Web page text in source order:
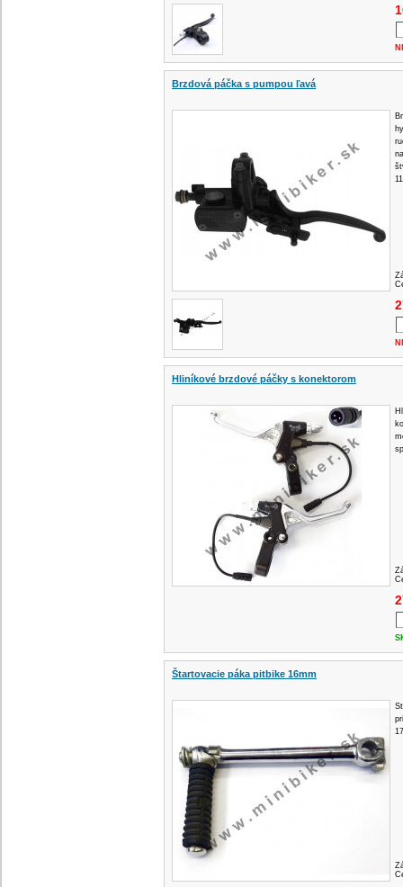
Brzdová páčka s pumpou ľavá
Hliníkové brzdové páčky s konektorom
Štartovacie páka pitbike 16mm